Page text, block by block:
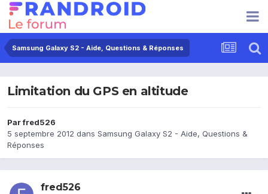
Samsung Galaxy S2 - Aide, Questions & Réponses
Limitation du GPS en altitude
Parfred526
5 septembre 2012 dans Samsung Galaxy S2 - Aide, Questions &
Réponses
fred526